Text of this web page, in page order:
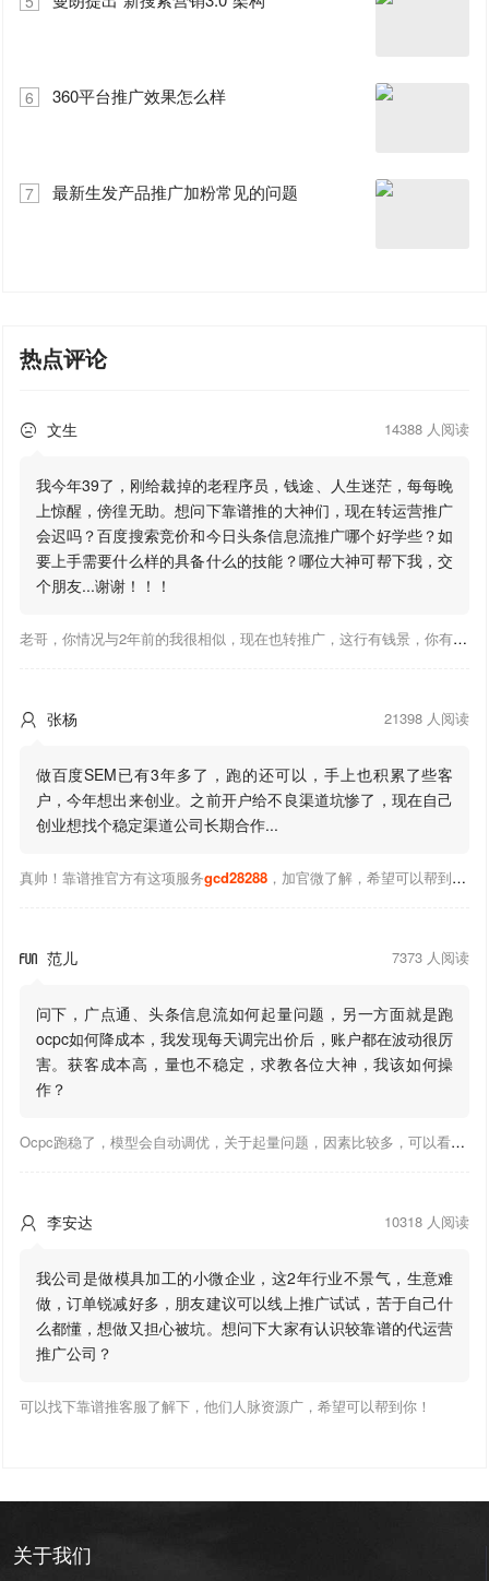
6 360平台推广效果怎么样
7 最新生发产品推广加粉常见的问题
热点评论
 文生 14388 人阅读
我今年39了，刚给裁掉的老程序员，钱途、人生迷茫，每每晚
上惊醒，傍徨无助。想问下靠谱推的大神们，现在转运营推广
会迟吗？百度搜索竞价和今日头条信息流推广哪个好学些？如
要上手需要什么样的具备什么的技能？哪位大神可帮下我，交
个朋友...谢谢！！！
老哥，你情况与2年前的我很相似，现在也转推广，这行有钱景，你有基础上手会比较快，不必担心。至于学竞价还是信息流哪个好，我是信息流广告入手，现在迷上靠谱推关注大神们的营销推广干货。有空你也可多泡下这站，真能学到不少东西；希望可以帮到你！
 张杨 21398 人阅读
做百度SEM已有3年多了，跑的还可以，手上也积累了些客
户，今年想出来创业。之前开户给不良渠道坑惨了，现在自己
创业想找个稳定渠道公司长期合作...
真帅！靠谱推官方有这项服务gcd28288，加官微了解，希望可以帮到你！
 范儿 7373 人阅读
问下，广点通、头条信息流如何起量问题，另一方面就是跑
ocpc如何降成本，我发现每天调完出价后，账户都在波动很厉
害。获客成本高，量也不稳定，求教各位大神，我该如何操
作？
Ocpc跑稳了，模型会自动调优，关于起量问题，因素比较多，可以看下靠谱推大神出的干货文章，都是经验总结，应该可以找到对应解决。
 李安达 10318 人阅读
我公司是做模具加工的小微企业，这2年行业不景气，生意难
做，订单锐减好多，朋友建议可以线上推广试试，苦于自己什
么都懂，想做又担心被坑。想问下大家有认识较靠谱的代运营
推广公司？
可以找下靠谱推客服了解下，他们人脉资源广，希望可以帮到你！
关于我们